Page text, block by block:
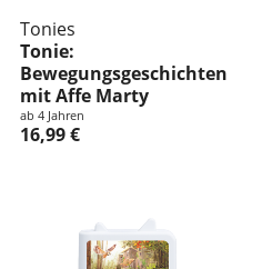
Tonies
Tonie:
Bewegungsgeschichten
mit Affe Marty
ab 4 Jahren
16,99 €